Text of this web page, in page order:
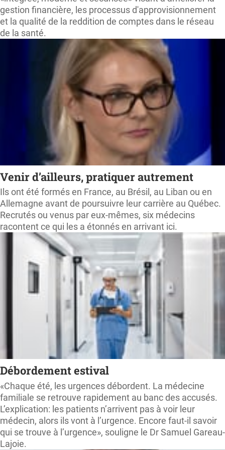
gestion financière, les processus d'approvisionnement
et la qualité de la reddition de comptes dans le réseau
de la santé.
Venir d’ailleurs, pratiquer autrement
Ils ont été formés en France, au Brésil, au Liban ou en
Allemagne avant de poursuivre leur carrière au Québec.
Recrutés ou venus par eux-mêmes, six médecins
racontent ce qui les a étonnés en arrivant ici.
Débordement estival
«Chaque été, les urgences débordent. La médecine
familiale se retrouve rapidement au banc des accusés.
L’explication: les patients n’arrivent pas à voir leur
médecin, alors ils vont à l’urgence. Encore faut-il savoir
qui se trouve à l’urgence», souligne le Dr Samuel Gareau-
Lajoie.